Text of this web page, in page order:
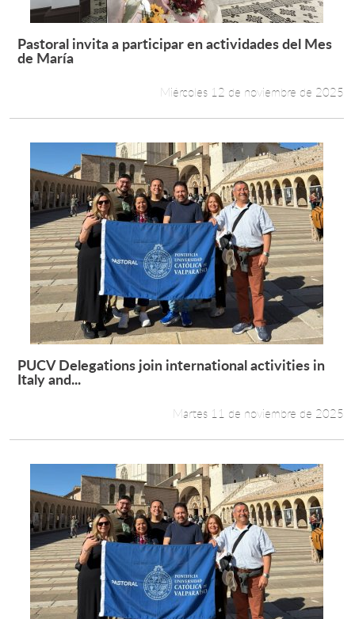
Formación Continua
Funcionarios
Alumni
English
Leer más +
Pastoral invita a participar en actividades del Mes
de María
Miércoles 12 de noviembre de 2025
Leer más +
PUCV Delegations join international activities in
Italy and...
Martes 11 de noviembre de 2025